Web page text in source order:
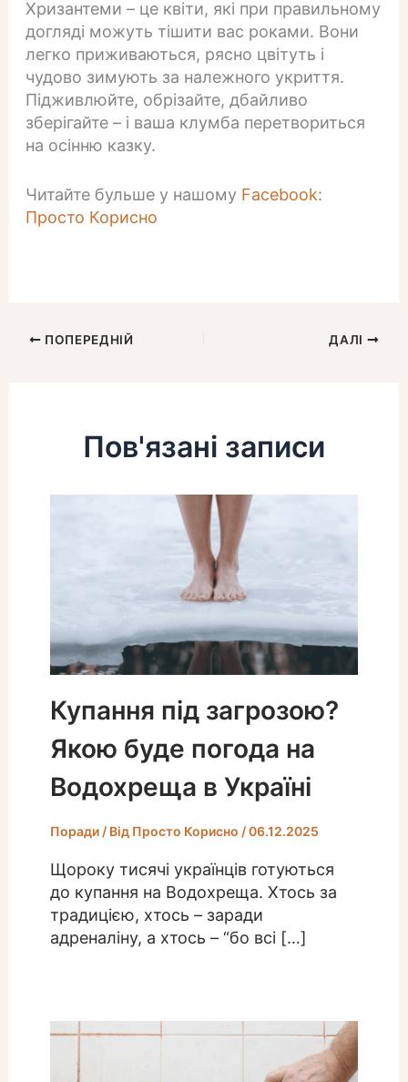
Хризантеми – це квіти, які при правильному
догляді можуть тішити вас роками. Вони
легко приживаються, рясно цвітуть і
чудово зимують за належного укриття.
Підживлюйте, обрізайте, дбайливо
зберігайте – і ваша клумба перетвориться
на осінню казку.
Читайте бульше у нашому Facebook:
Просто Корисно
ПОПЕРЕДНІЙ ДАЛІ
Пов'язані записи
Купання під загрозою?
Якою буде погода на
Водохреща в Україні
Поради/ Від Просто Корисно /06.12.2025
Щороку тисячі українців готуються
до купання на Водохреща. Хтось за
традицією, хтось – заради
адреналіну, а хтось – “бо всі […]